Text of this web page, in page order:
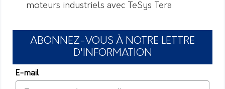
moteurs industriels avec TeSys Tera
ABONNEZ-VOUS À NOTRE LETTRE
D'INFORMATION
E-mail